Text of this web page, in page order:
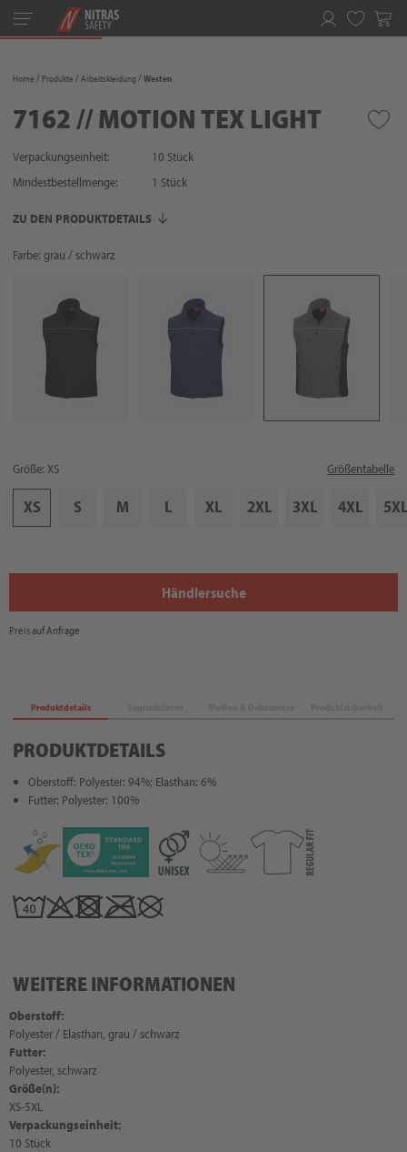
Toggle
navigation
Home Produkte Arbeitskleidung Westen
7162 // MOTION TEX LIGHT
Verpackungseinheit:
10 Stück
Mindestbestellmenge:
1 Stück
ZU DEN PRODUKTDETAILS
Farbe: grau / schwarz
Größe: XS Größentabelle
XS S M L XL 2XL 3XL 4XL 5XL
Händlersuche
Preis auf Anfrage
Produktdetails
PRODUKTDETAILS
Oberstoff: Polyester: 94%; Elasthan: 6%
Futter: Polyester: 100%
WEITERE INFORMATIONEN
Oberstoff:
Polyester / Elasthan, grau / schwarz
Futter:
Polyester, schwarz
Größe(n):
XS-5XL
Verpackungseinheit:
10 Stück